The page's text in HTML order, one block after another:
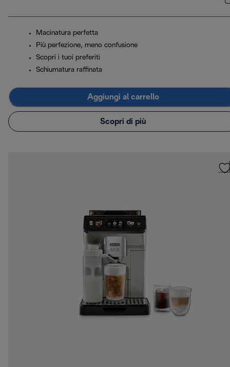
Macinatura perfetta
Più perfezione, meno confusione
Scopri i tuoi preferiti
Schiumatura raffinata
Aggiungi al carrello
Scopri di più